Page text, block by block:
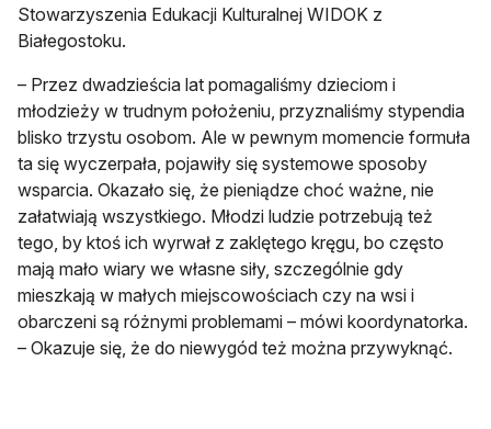
Stowarzyszenia Edukacji Kulturalnej WIDOK z
Białegostoku.
– Przez dwadzieścia lat pomagaliśmy dzieciom i
młodzieży w trudnym położeniu, przyznaliśmy stypendia
blisko trzystu osobom. Ale w pewnym momencie formuła
ta się wyczerpała, pojawiły się systemowe sposoby
wsparcia. Okazało się, że pieniądze choć ważne, nie
załatwiają wszystkiego. Młodzi ludzie potrzebują też
tego, by ktoś ich wyrwał z zaklętego kręgu, bo często
mają mało wiary we własne siły, szczególnie gdy
mieszkają w małych miejscowościach czy na wsi i
obarczeni są różnymi problemami – mówi koordynatorka.
– Okazuje się, że do niewygód też można przywyknąć.